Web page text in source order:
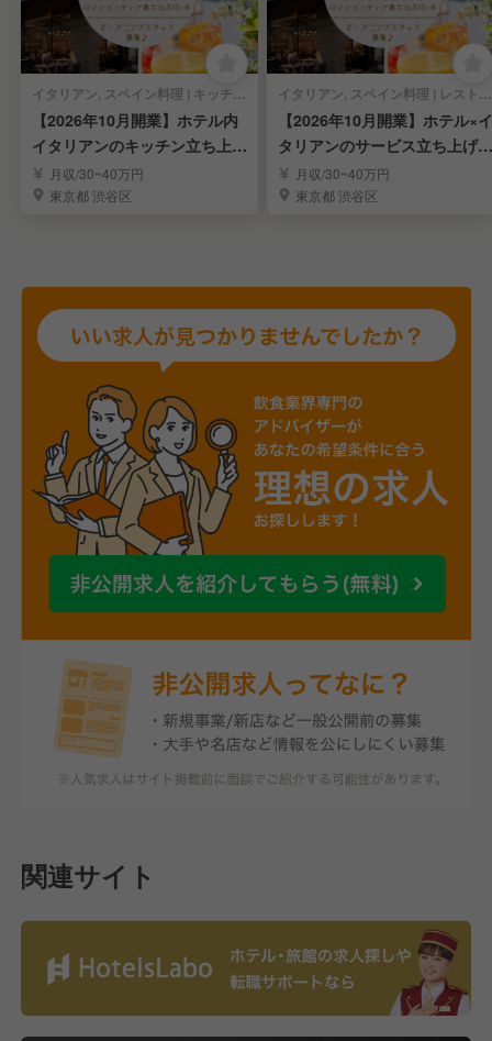
イタリアン, スペイン料理 | キッチンスタッフ
【2026年10月開業】ホテル内
イタリアンのキッチン立ち上げ
メンバー募集
月収/30~40万円
東京都 渋谷区
イタリアン, スペイン料理 | レストランサービス・ホールスタッフ
【2026年10月開業】ホテル×イ
タリアンのサービス立ち上げメ
ンバー募集☆
月収/30~40万円
東京都 渋谷区
関連サイト